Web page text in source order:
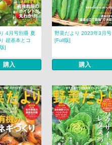
4月号別冊 夏
超基本とコ
]
購入
野菜だより 2023年3月号
[Full版]
購入